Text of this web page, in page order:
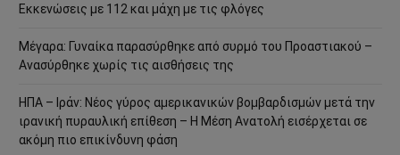
Εκκενώσεις με 112 και μάχη με τις φλόγες
Μέγαρα: Γυναίκα παρασύρθηκε από συρμό του Προαστιακού –
Ανασύρθηκε χωρίς τις αισθήσεις της
ΗΠΑ – Ιράν: Νέος γύρος αμερικανικών βομβαρδισμών μετά την
ιρανική πυραυλική επίθεση – Η Μέση Ανατολή εισέρχεται σε
ακόμη πιο επικίνδυνη φάση